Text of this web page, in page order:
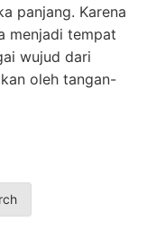
panjang. Karena
menjadi tempat
wujud dari
oleh tangan-